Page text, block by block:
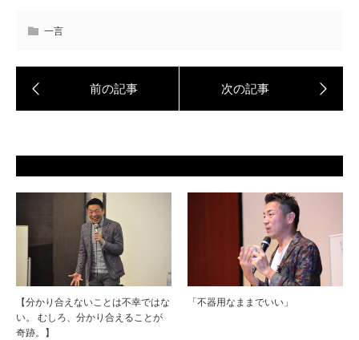
一言
【分かり合えないことは不幸ではな
い。 むしろ、分かり合えることが
奇跡。】
「不器用なままでいい」